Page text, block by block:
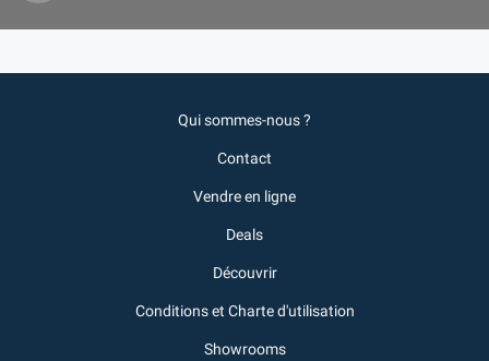
Qui sommes-nous ?
Contact
Vendre en ligne
Deals
Découvrir
Conditions et Charte d'utilisation
Showrooms